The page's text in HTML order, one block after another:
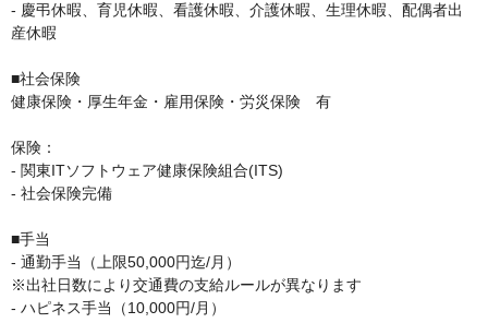
- 慶弔休暇、育児休暇、看護休暇、介護休暇、生理休暇、配偶者出
産休暇
■社会保険
健康保険・厚生年金・雇用保険・労災保険　有
保険：
- 関東ITソフトウェア健康保険組合(ITS)
- 社会保険完備
■手当
- 通勤手当（上限50,000円迄/月）
※出社日数により交通費の支給ルールが異なります
- ハピネス手当（10,000円/月）